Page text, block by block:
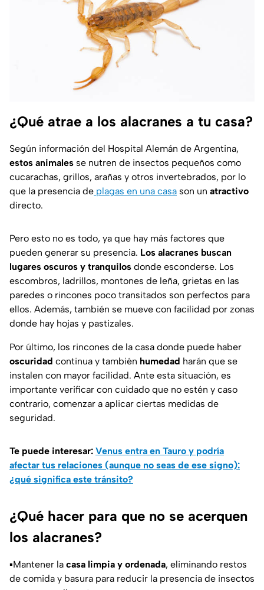
¿Qué atrae a los alacranes a tu casa?
Según información del Hospital Alemán de Argentina,
estos animales se nutren de insectos pequeños como
cucarachas, grillos, arañas y otros invertebrados, por lo
que la presencia de plagas en una casa son un atractivo
directo.
Pero esto no es todo, ya que hay más factores que
pueden generar su presencia. Los alacranes buscan
lugares oscuros y tranquilos donde esconderse. Los
escombros, ladrillos, montones de leña, grietas en las
paredes o rincones poco transitados son perfectos para
ellos. Además, también se mueve con facilidad por zonas
donde hay hojas y pastizales.
Por último, los rincones de la casa donde puede haber
oscuridad continua y también humedad harán que se
instalen con mayor facilidad. Ante esta situación, es
importante verificar con cuidado que no estén y caso
contrario, comenzar a aplicar ciertas medidas de
seguridad.
Te puede interesar: Venus entra en Tauro y podría
afectar tus relaciones (aunque no seas de ese signo):
¿qué significa este tránsito?
¿Qué hacer para que no se acerquen
los alacranes?
▪️Mantener la casa limpia y ordenada, eliminando restos
de comida y basura para reducir la presencia de insectos